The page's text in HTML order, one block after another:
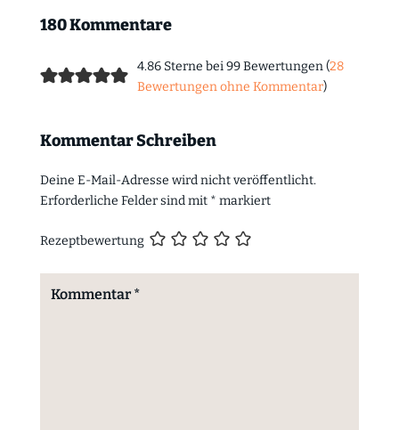
180 Kommentare
4.86 Sterne bei 99 Bewertungen (28
Bewertungen ohne Kommentar)
Kommentar Schreiben
Deine E-Mail-Adresse wird nicht veröffentlicht.
Erforderliche Felder sind mit * markiert
Rezeptbewertung